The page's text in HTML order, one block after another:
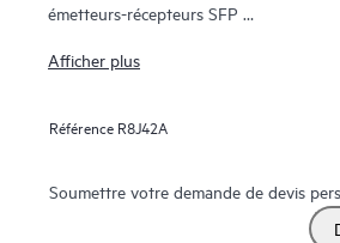
émetteurs-récepteurs SFP
1U - Hauteur
Afficher plus
Référence R8J42A
Soumettre votre demande de devis